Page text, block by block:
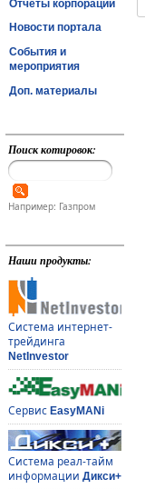
Отчёты корпораций
Новости портала
События и
мероприятия
Доп. материалы
Поиск котировок:
Например: Газпром
Наши продукты:
Система интернет-
трейдинга
NetInvestor
Сервис EasyMANi
Система реал-тайм
информации Дикси+